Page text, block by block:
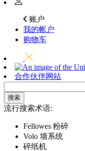
账户
我的帐户
购物车
合作伙伴网站
搜索
流行搜索术语:
Fellowes 粉碎
Volo 墙系统
碎纸机